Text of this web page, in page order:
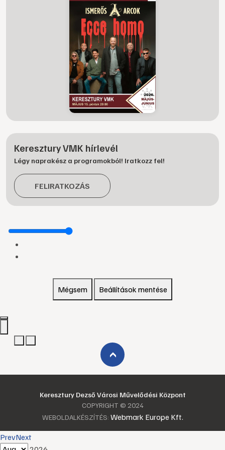
Keresztury VMK hírlevél
Légy naprakész a programokból! Iratkozz fel!
FELIRATKOZÁS
Mégsem Beállítások mentése
›
Keresztury Dezső Városi Művelődési Központ
COPYRIGHT © 2024
WEBOLDALKÉSZÍTÉS: Webmark Europe Kft.
PrevNext